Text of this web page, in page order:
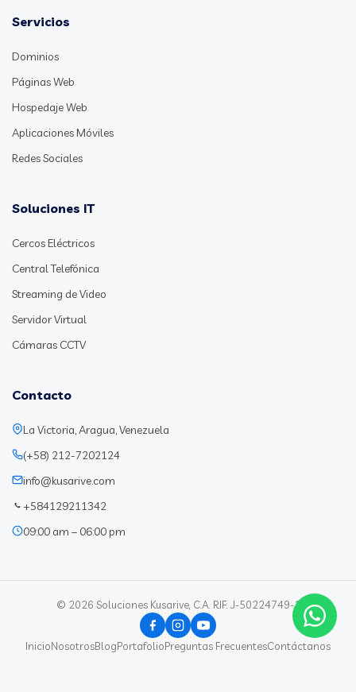
Servicios
Dominios
Páginas Web
Hospedaje Web
Aplicaciones Móviles
Redes Sociales
Soluciones IT
Cercos Eléctricos
Central Telefónica
Streaming de Video
Servidor Virtual
Cámaras CCTV
Contacto
La Victoria, Aragua, Venezuela
(+58) 212-7202124
info@kusarive.com
+584129211342
09:00 am – 06:00 pm
© 2026 Soluciones Kusarive, C.A. RIF: J-50224749-1
InicioNosotrosBlogPortafolioPreguntas FrecuentesContáctanos